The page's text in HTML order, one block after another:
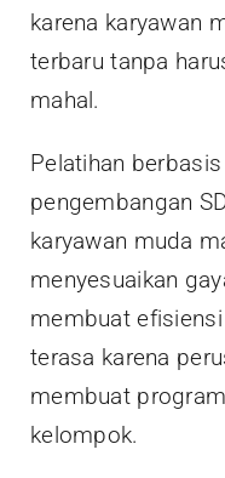
karena karyawan
terbaru tanpa
mahal.
Pelatihan
pengembangan
karyawan muda
menyesuaikan
membuat
terasa karena
membuat
kelompok.